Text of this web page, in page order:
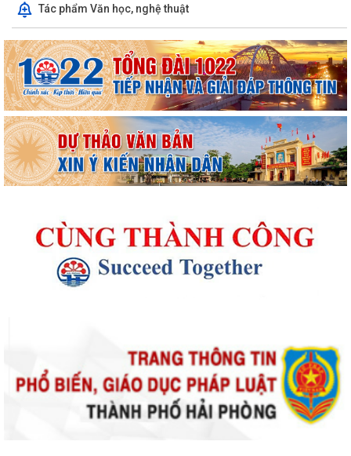
Tác phẩm Văn học, nghệ thuật
Thông báo kết quả Kỳ họp thứ 4 (Kỳ họp thường lệ giữa năm 2026)
HĐND phường khoá II, nhiệm kỳ 2026...
Thông báo về việc cảnh giác với các hành vi giả mạo cơ quan nhà nước
để lừa đảo chiếm đoạt tài sản...
Thông báo lịch công tác tuần 30 của lãnh đạo UBND Phường Lê Ích
Mộc (Từ 20/7 - 26/7/2026)